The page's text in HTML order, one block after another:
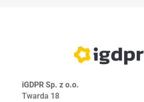
iGDPR Sp. z o.o.
Twarda 18